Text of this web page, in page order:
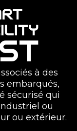
à des
embarqués,
sécurisé qui
ou
ou extérieur.